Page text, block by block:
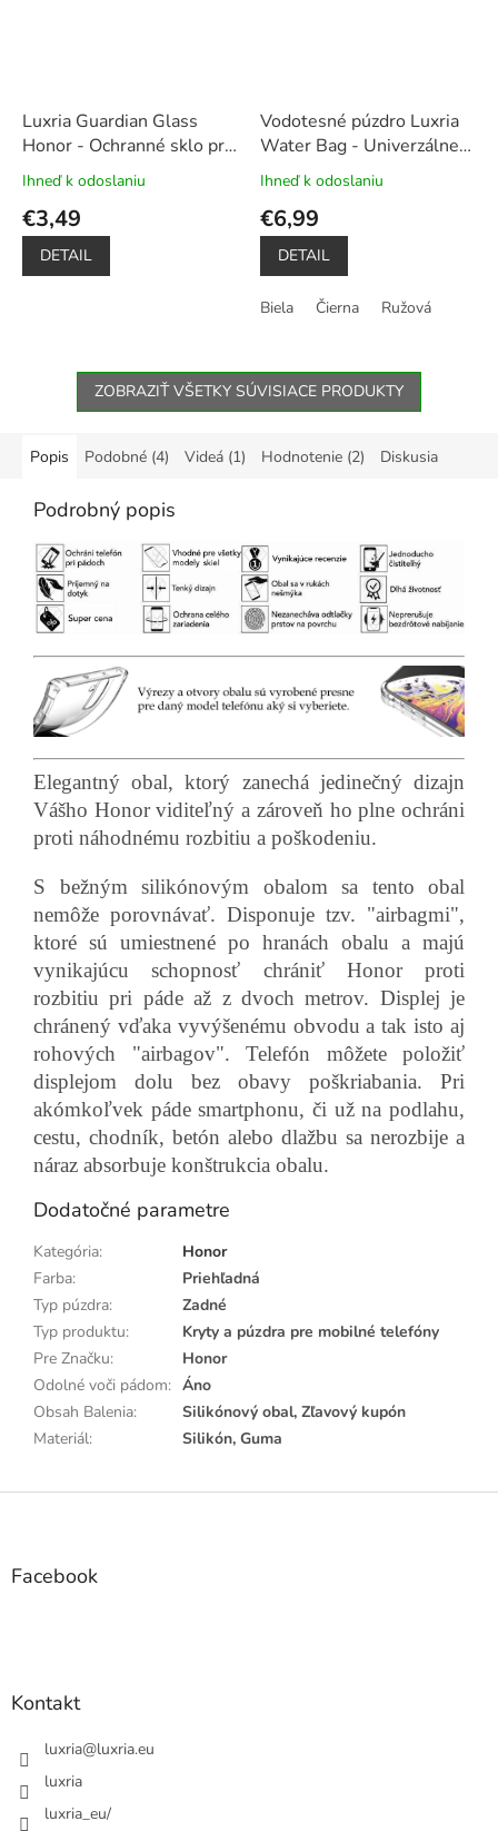
Luxria Guardian Glass
Honor - Ochranné sklo pre
Honor
Priemerné
hodnotenie
produktu
Ihneď k odoslaniu
€3,49
DETAIL
Vodotesné púzdro Luxria
Water Bag - Univerzálne
Priemerné
hodnotenie
produktu
5
Ihneď k odoslaniu
€6,99
DETAIL
Biela Čierna Ružová
ZOBRAZIŤ VŠETKY SÚVISIACE PRODUKTY
Popis Podobné (4) Videá (1) Hodnotenie (2) Diskusia
Podrobný popis
Elegantný obal, ktorý zanechá jedinečný dizajn
Vášho Honor viditeľný a zároveň ho plne ochráni
proti náhodnému rozbitiu a poškodeniu.
S bežným silikónovým obalom sa tento obal
nemôže porovnávať. Disponuje tzv. "airbagmi",
ktoré sú umiestnené po hranách obalu a majú
vynikajúcu schopnosť chrániť Honor proti
rozbitiu pri páde až z dvoch metrov. Displej je
chránený vďaka vyvýšenému obvodu a tak isto aj
rohových "airbagov". Telefón môžete položiť
displejom dolu bez obavy poškriabania. Pri
akómkoľvek páde smartphonu, či už na podlahu,
cestu, chodník, betón alebo dlažbu sa nerozbije a
náraz absorbuje konštrukcia obalu.
Dodatočné parametre
Kategória:
Honor
Farba:
Priehľadná
Typ púzdra:
Zadné
Typ produktu:
Kryty a púzdra pre mobilné telefóny
Pre Značku:
Honor
Odolné voči pádom: Áno
Obsah Balenia:
Silikónový obal, Zľavový kupón
Materiál: Silikón, Guma
Z
Facebook
Kontakt
luxria@luxria.eu
luxria
luxria_eu/